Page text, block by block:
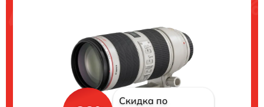
Скидка по